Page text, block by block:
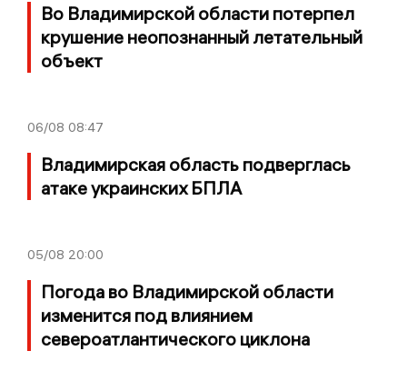
Во Владимирской области потерпел
крушение неопознанный летательный
объект
06/08 08:47
Владимирская область подверглась
атаке украинских БПЛА
05/08 20:00
Погода во Владимирской области
изменится под влиянием
североатлантического циклона